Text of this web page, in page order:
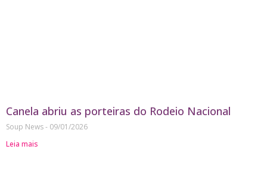
Canela abriu as porteiras do Rodeio Nacional
Soup News
09/01/2026
Leia mais